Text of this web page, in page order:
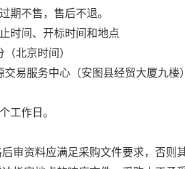
过期不售，售后不退。
止时间、开标时间和地点
（北京时间）
交易服务中心（安图县经贸大厦九楼
个工作日。
审资料应满足采购文件要求，否则